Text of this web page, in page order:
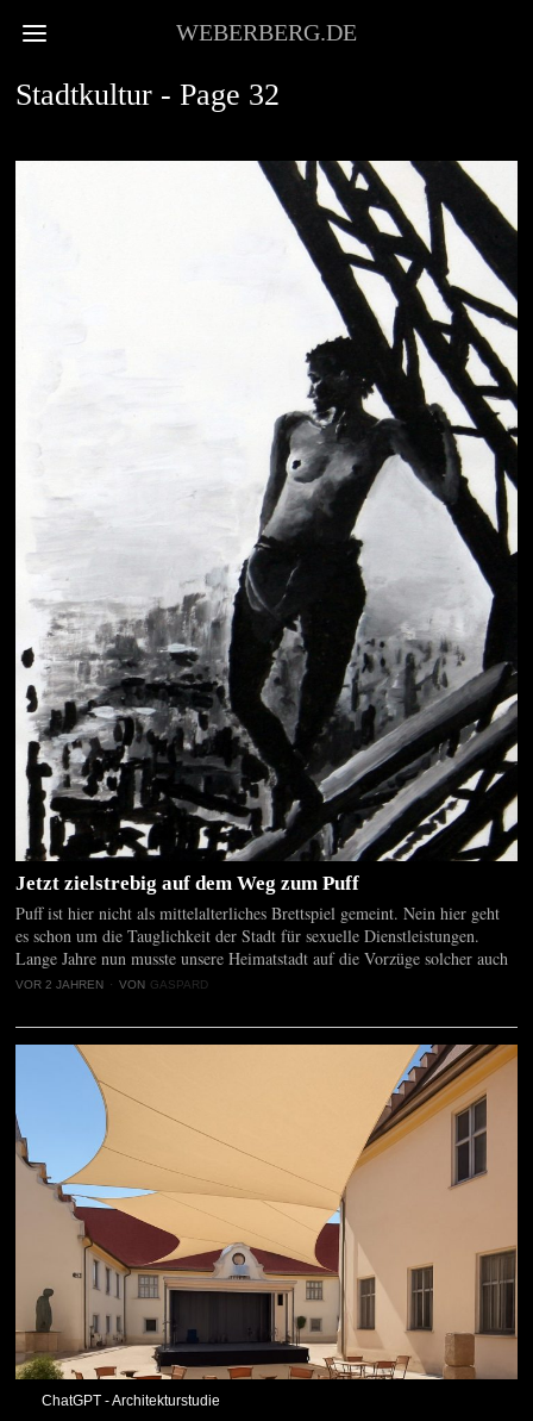
WEBERBERG.DE
Stadtkultur - Page 32
Jetzt zielstrebig auf dem Weg zum Puff
Puff ist hier nicht als mittelalterliches Brettspiel gemeint. Nein hier geht
es schon um die Tauglichkeit der Stadt für sexuelle Dienstleistungen.
Lange Jahre nun musste unsere Heimatstadt auf die Vorzüge solcher auch
VOR 2 JAHREN VON GASPARD
ChatGPT - Architekturstudie